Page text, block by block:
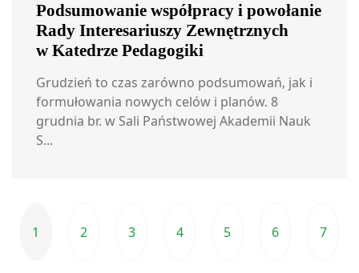
Podsumowanie współpracy i powołanie
Rady Interesariuszy Zewnętrznych
w Katedrze Pedagogiki
Grudzień to czas zarówno podsumowań, jak i
formułowania nowych celów i planów. 8
grudnia br. w Sali Państwowej Akademii Nauk
S...
1 2 3 4 5 6 7